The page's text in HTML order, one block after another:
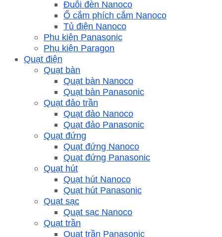
Đuôi đèn Nanoco
Ổ cắm phích cắm Nanoco
Tủ điện Nanoco
Phụ kiện Panasonic
Phụ kiện Paragon
Quạt điện
Quạt bàn
Quạt bàn Nanoco
Quạt bàn Panasonic
Quạt đảo trần
Quạt đảo Nanoco
Quạt đảo Panasonic
Quạt đứng
Quạt đứng Nanoco
Quạt đứng Panasonic
Quạt hút
Quạt hút Nanoco
Quạt hút Panasonic
Quạt sạc
Quạt sạc Nanoco
Quạt trần
Quạt trần Panasonic